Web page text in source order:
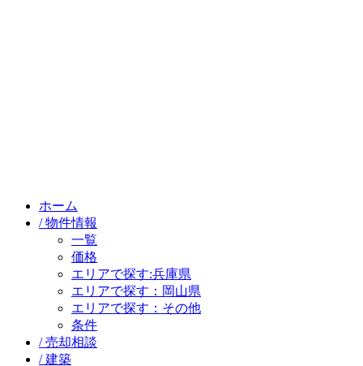
ホーム
/ 物件情報
一覧
価格
エリアで探す:兵庫県
エリアで探す：岡山県
エリアで探す：その他
条件
/ 売却相談
/ 建築